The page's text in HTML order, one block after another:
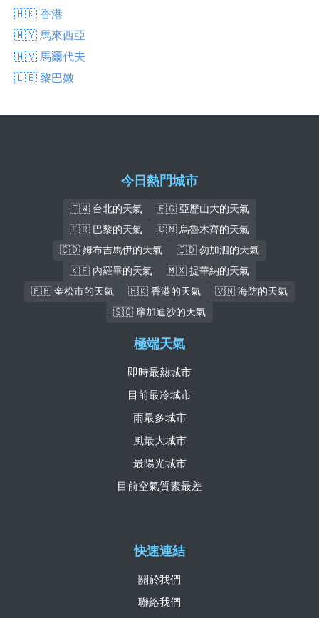
🇭🇰 香港
🇲🇾 馬來西亞
🇲🇻 馬爾代夫
🇱🇧 黎巴嫩
今日熱門城市
🇹🇼 台北的天氣
🇪🇬 亞歷山大的天氣
🇫🇷 巴黎的天氣
🇨🇳 烏魯木齊的天氣
🇨🇩 姆布吉馬伊的天氣
🇮🇩 勿加泗的天氣
🇰🇪 內羅畢的天氣
🇲🇽 提華納的天氣
🇵🇭 奎松市的天氣
🇭🇰 香港的天氣
🇻🇳 海防的天氣
🇸🇴 摩加迪沙的天氣
快速連結
關於我們
聯絡我們
極端天氣
即時最熱城市
目前最冷城市
雨最多城市
風最大城市
最陽光城市
目前空氣質素最差